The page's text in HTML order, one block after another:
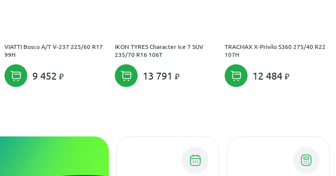
VIATTI Bosco A/T V-237 225/60 R17
99H
9 452
IKON TYRES Character Ice 7 SUV
235/70 R16 106T
13 791
TRACMAX X-Privilo S360 275/40 R22
107H
12 484